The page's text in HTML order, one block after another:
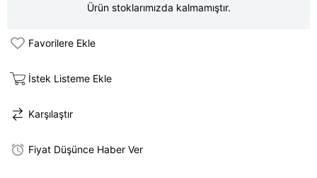
Ürün stoklarımızda kalmamıştır.
Favorilere Ekle
İstek Listeme Ekle
Karşılaştır
Fiyat Düşünce Haber Ver